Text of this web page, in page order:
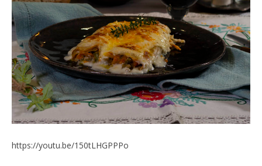
https://youtu.be/150tLHGPPPo